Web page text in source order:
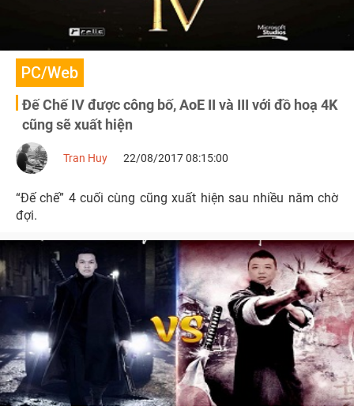
PC/Web
Đế Chế IV được công bố, AoE II và III với đồ hoạ 4K
cũng sẽ xuất hiện
Tran Huy 22/08/2017 08:15:00
“Đế chế” 4 cuối cùng cũng xuất hiện sau nhiều năm chờ
đợi.